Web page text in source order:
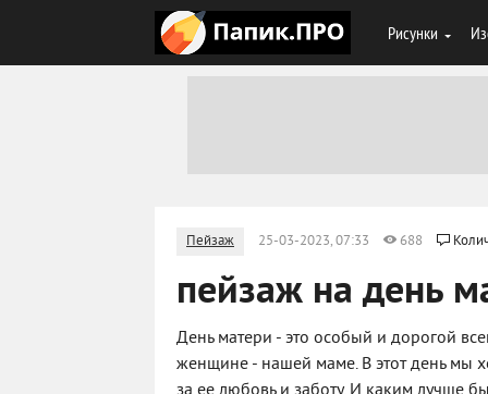
Рисунки
Пейзаж 25-03-2023, 07:33 688
пейзаж на день
День матери - это особый и дорогой
женщине - нашей маме. В этот день мы